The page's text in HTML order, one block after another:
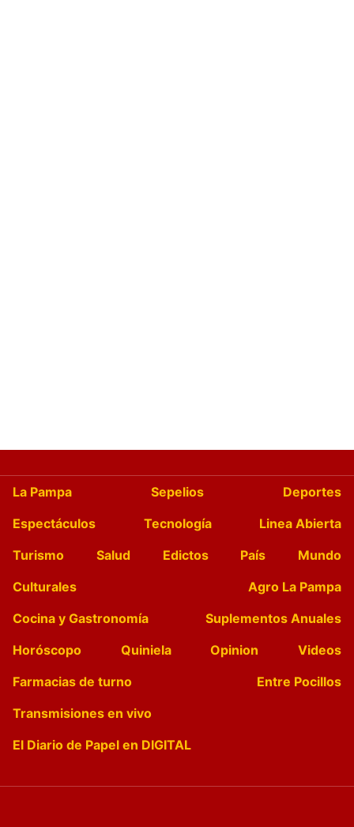
La Pampa Sepelios
Deportes
Espectáculos
Tecnología
Linea Abierta
Turismo
Salud Edictos País
Mundo
Culturales
Agro La Pampa
Cocina y Gastronomía
Suplementos Anuales
Horóscopo
Quiniela Opinion
Videos
Farmacias de turno
Entre Pocillos
Transmisiones en vivo
El Diario de Papel en DIGITAL